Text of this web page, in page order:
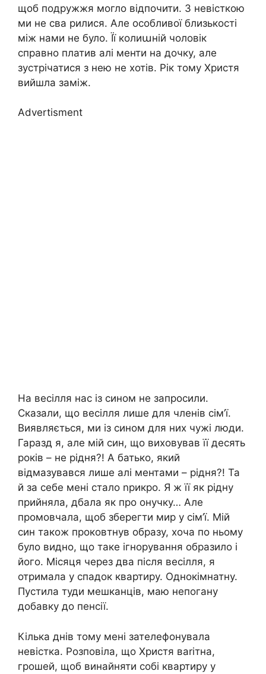
щоб подружжя могло відпочити. З невісткою
ми не сва рилися. Але особливої близькості
між нами не було. Її колиաній чоловік
справно платив алі менти на дочку, але
зустрічатися з нею не хотів. Рік тому Христя
вийшла заміж.
Advertisment
На весілля нас із сином не запросили.
Сказали, що весілля лише для членів сім’ї.
Виявляється, ми із сином для них чужі люди.
Гаразд я, але мій син, що виховував її десять
років – не рідня?! А батько, який
відмазувався лише алі ментами – рідня?! Та
й за себе мені стало nрикро. Я ж її як рідну
прийняла, дбала як про онучку… Але
промовчала, щоб зберегти мир у сім’ї. Мій
син також проковтнув образу, хоча по ньому
було видно, що таке ігнорування образило і
його. Місяця через два після весілля, я
отримала у спадок квартиру. Однокімнатну.
Пустила туди мешканців, маю непогану
добавку до пенсії.
Кілька днів тому мені зателефонувала
невістка. Розповіла, що Христя ваrітна,
грошей, щоб винайняти собі квартиру у